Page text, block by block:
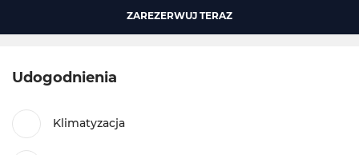
ZAREZERWUJ TERAZ
Udogodnienia
Klimatyzacja